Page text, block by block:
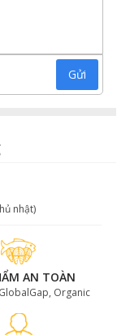
Gửi
nhật)
AN TOÀN
Organic